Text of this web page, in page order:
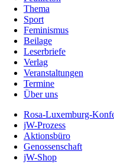
Thema
Sport
Feminismus
Beilage
Leserbriefe
Verlag
Veranstaltungen
Termine
Über uns
Rosa-Luxemburg-
jW-Prozess
Aktionsbüro
Genossenschaft
jW-Shop